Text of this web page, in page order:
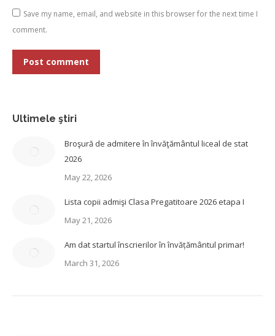
Save my name, email, and website in this browser for the next time I
comment.
Post comment
Ultimele ştiri
Broşură de admitere în învăţământul liceal de stat
2026
May 22, 2026
Lista copii admişi Clasa Pregatitoare 2026 etapa I
May 21, 2026
Am dat startul înscrierilor în învățământul primar!
March 31, 2026